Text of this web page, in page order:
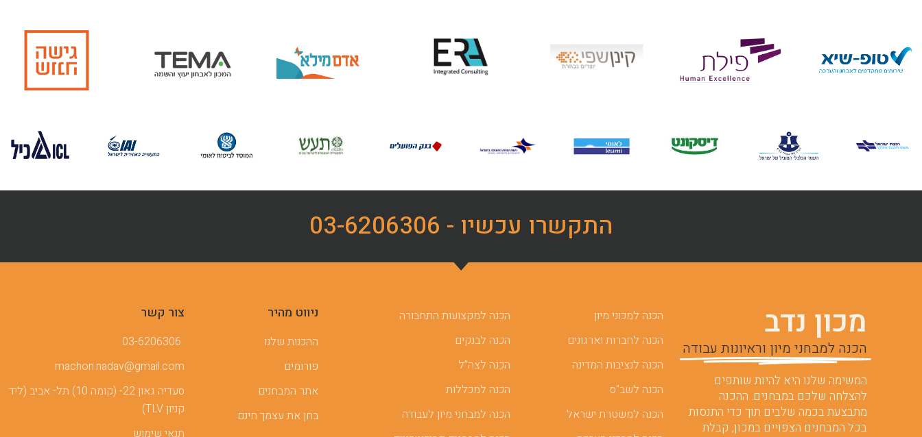
התקשרו עכשיו - 03-6206306
מכון נדב
הכנה למבחני מיון וראיונות עבודה
המשימה שלנו היא להיות שותפים
להצלחה שלכם במבחנים. ההכנה
מתבצעת בכמה שלבים תוך כדי התנסות
בכל המבחנים הצפויים במכון, קבלת
הכנה למכוני מיון
הכנה לחברות וארגונים
הכנה לנציבות המדינה
הכנה לשב"ס
הכנה למשטרת ישראל
הכנה למקצועות התחבורה
הכנה לבנקים
הכנה לצה”ל
הכנה למכללות
הכנה למבחני מיון לעבודה
ניווט מהיר
ההכנות שלנו
פורומים
אתר המבחנים
בחן את עצמך חינם
צור קשר
03-6206306
machon.nadav@gmail.com
סעדיה גאון 22- (קומה 10) תל- אביב (ליד
קניון TLV)
תנאי שימוש